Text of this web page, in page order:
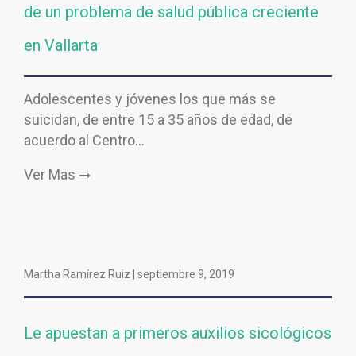
de un problema de salud pública creciente
en Vallarta
Adolescentes y jóvenes los que más se
suicidan, de entre 15 a 35 años de edad, de
acuerdo al Centro…
Ver Mas
Martha Ramírez Ruiz | septiembre 9, 2019
Le apuestan a primeros auxilios sicológicos